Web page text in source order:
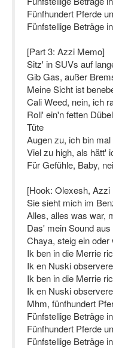
Fünfhundert Pferde
Fünfstellige Beträge
[Part 3: Azzi Memo]
Sitz' in SUVs auf
Gib Gas, außer
Meine Sicht ist
Cali Weed, nein, ich
Roll' ein'n fetten
Tüte
Augen zu, ich bin
Viel zu high, als hätt'
Für Gefühle, Baby,
[Hook: Olexesh,
Sie sieht mich im
Alles, alles was war,
Das' mein Sound
Chaya, steig ein oder
Ik ben in die Merrie
Ik en Nuski
Ik ben in die Merrie
Ik en Nuski
Mhm, fünfhundert
Fünfstellige Beträge
Fünfhundert Pferde
Fünfstellige Beträge